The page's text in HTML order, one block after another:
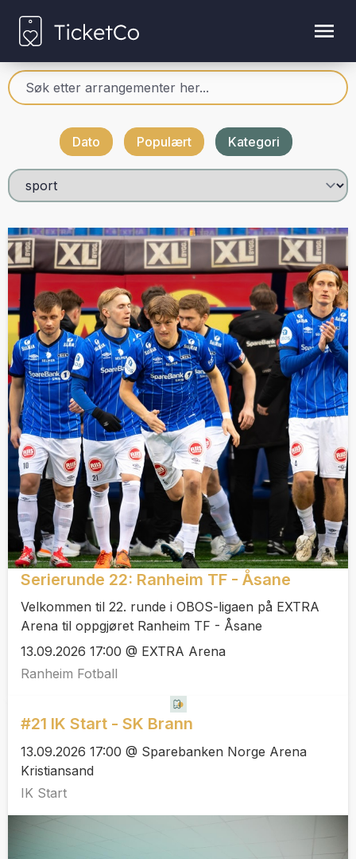
Dato Populært Kategori
Serierunde 22: Ranheim TF - Åsane
Velkommen til 22. runde i OBOS-ligaen på EXTRA
Arena til oppgjøret Ranheim TF - Åsane
13.09.2026 17:00 @ EXTRA Arena
Ranheim Fotball
#21 IK Start - SK Brann
13.09.2026 17:00 @ Sparebanken Norge Arena
Kristiansand
IK Start